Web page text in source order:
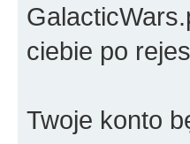
ciebie po
Twoje konto